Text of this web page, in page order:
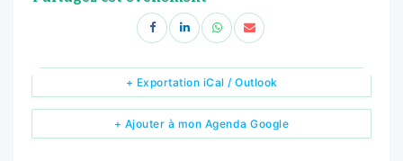
+ Ajouter à mon Agenda Google
+ Exportation iCal / Outlook